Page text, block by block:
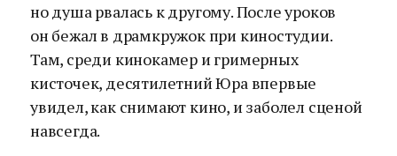
но душа рвалась к другому. После уроков
он бежал в драмкружок при киностудии.
Там, среди кинокамер и гримерных
кисточек, десятилетний Юра впервые
увидел, как снимают кино, и заболел сценой
навсегда.